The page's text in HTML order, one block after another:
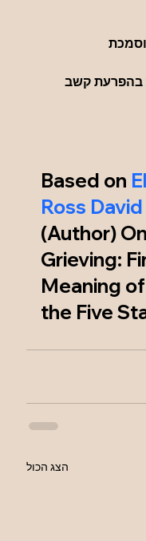
בהפרעת קשב
Based on
Ross
(Author)
Grieving:
Meaning
the Five
הצג הכול